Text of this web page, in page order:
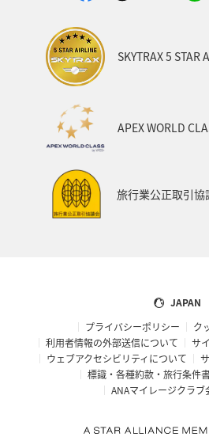
SKYTRAX 5 STAR
APEX WORLD
旅行業公正取引協
JAPAN
プライバシーポリシー
ク
利用者情報の外部送信について
サ
ウェブアクセシビリティについて
標識・各種約款・旅行条件
ANAマイレージクラブ